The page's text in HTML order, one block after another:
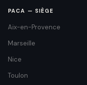
PACA — SIÈGE
Aix-en-Provence
Marseille
Nice
Toulon